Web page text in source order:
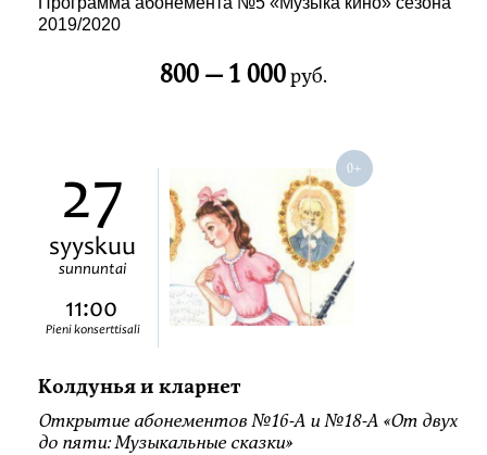
2019/2020
800 —1 000руб.
27
syyskuu
sunnuntai
11:00
Pieni konserttisali
Колдунья и кларнет
Открытие абонементов №16-А и №18-А «От двух
до пяти: Музыкальные сказки»